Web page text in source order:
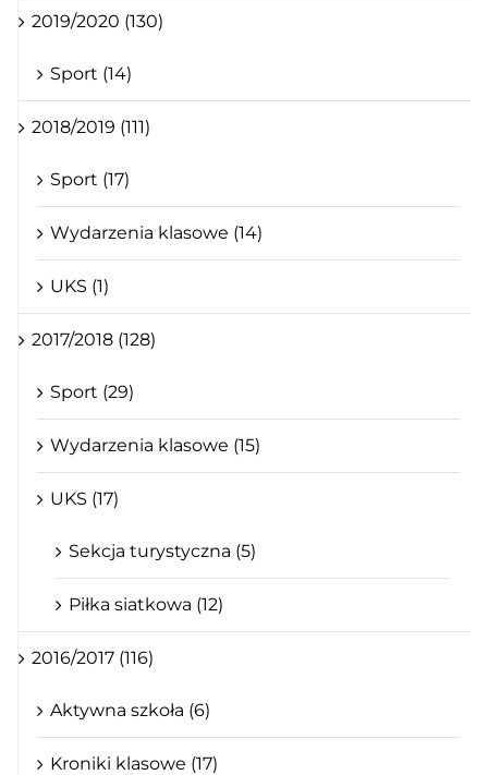
2019/2020 (130)
Sport (14)
2018/2019 (111)
Sport (17)
Wydarzenia klasowe (14)
UKS (1)
2017/2018 (128)
Sport (29)
Wydarzenia klasowe (15)
UKS (17)
Sekcja turystyczna (5)
Piłka siatkowa (12)
2016/2017 (116)
Aktywna szkoła (6)
Kroniki klasowe (17)